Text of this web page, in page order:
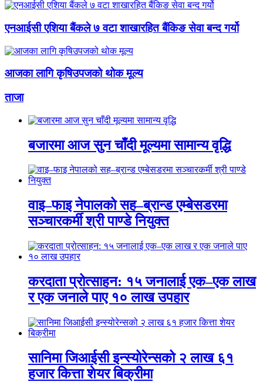
एनआईसी एशिया बैंकले ७ वटा शाखारहित बैंकिङ सेवा बन्द गर्यो
आजका लागि कृषिउपजको थोक मूल्य
ताजा
बजारमा आज सुन चाँदी मूल्यमा सामान्य वृद्धि
वाइ–फाइ नेपालको सह–ब्रान्ड एम्बेसडरमा
सञ्चारकर्मी श्री पाण्डे नियुक्त
करदाता प्रोत्साहन: १५ जनालाई एक–एक लाख
र एक जनाले पाए १० लाख उपहार
सानिमा जिआईसी इन्स्योरेन्सको २ लाख ६१
हजार कित्ता शेयर बिक्रीमा